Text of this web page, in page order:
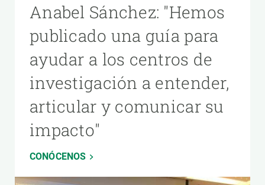
Anabel Sánchez: "Hemos
publicado una guía para
ayudar a los centros de
investigación a entender,
articular y comunicar su
impacto"
CONÓCENOS